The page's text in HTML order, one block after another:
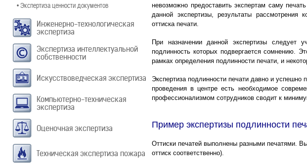
• Экспертиза ценности документов
Инженерно-технологическая
экспертиза
Экспертиза интеллектуальной
собственности
Искусствоведческая экспертиза
Компьютерно-техническая
экспертиза
Оценочная экспертиза
Техническая экспертиза пожара
невозможно предоставить экспертам саму
данной экспертизы, результаты рассмотрения
оттиска печати.
При назначении данной экспертизы следует
подлинность которых подвергается сомнению.
рамках определения подлинности печати, и
Экспертиза подлинности печати давно и успешно
проведения в центре есть необходимое
профессионализмом сотрудников сводит к
Пример экспертизы подлинности
Оттиски печатей выполнены разными печатями.
оттиск соответственно).